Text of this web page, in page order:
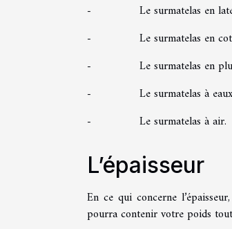
- Le surmatelas en
- Le surmatelas en
- Le surmatelas en
- Le surmatelas à
- Le surmatelas à air.
L’épaisseur
En ce qui concerne
pourra contenir votre poids